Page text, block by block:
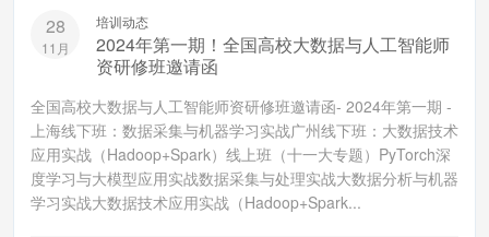
28
11月
培训动态
2024年第一期！全国高校大数据与人工智能师
资研修班邀请函
全国高校大数据与人工智能师资研修班邀请函- 2024年第一期 -
上海线下班：数据采集与机器学习实战广州线下班：大数据技术
应用实战（Hadoop+Spark）线上班（十一大专题）PyTorch深
度学习与大模型应用实战数据采集与处理实战大数据分析与机器
学习实战大数据技术应用实战（Hadoop+Spark...